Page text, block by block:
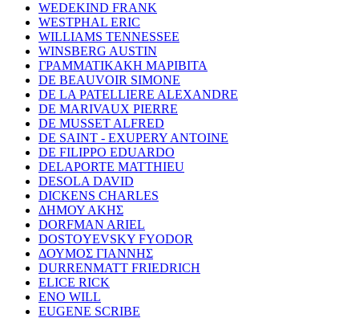
WEDEKIND FRANK
WESTPHAL ERIC
WILLIAMS TENNESSEE
WINSBERG AUSTIN
ΓΡΑΜΜΑΤΙΚΑΚΗ ΜΑΡΙΒΙΤΑ
DE BEAUVOIR SIMONE
DE LA PATELLIERE ALEXANDRE
DE MARIVAUX PIERRE
DE MUSSET ALFRED
DE SAINT - EXUPERY ANTOINE
DE FILIPPO EDUARDO
DELAPORTE MATTHIEU
DESOLA DAVID
DICKENS CHARLES
ΔΗΜΟΥ ΑΚΗΣ
DORFMAN ARIEL
DOSTOYEVSKY FYODOR
ΔΟΥΜΟΣ ΓΙΑΝΝΗΣ
DURRENMATT FRIEDRICH
ELICE RICK
ENO WILL
EUGENE SCRIBE